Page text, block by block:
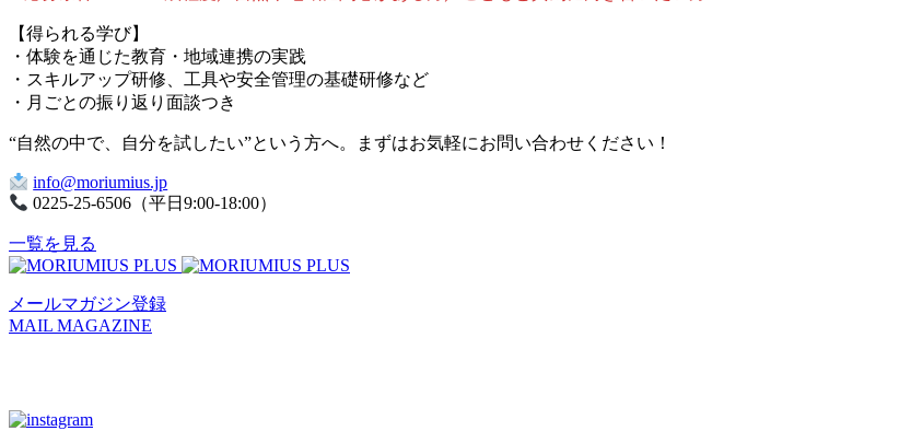
【得られる学び】
・体験を通じた教育・地域連携の実践
・スキルアップ研修、工具や安全管理の基礎研修など
・月ごとの振り返り面談つき
“自然の中で、自分を試したい”という方へ。まずはお気軽にお問い合わせください！
info@moriumius.jp
0225-25-6506（平日9:00-18:00）
一覧を見る
メールマガジン登録
MAIL MAGAZINE